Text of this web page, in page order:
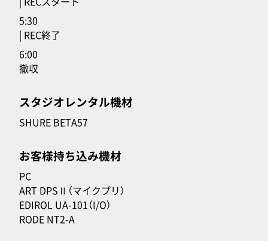
5:30
| REC終了
6:00
撤収
スタジオレンタル機材
SHURE BETA57
お客様持ち込み機材
PC
ART DPSⅡ（マイクプリ）
EDIROL UA-101（I/O）
RODE NT2-A